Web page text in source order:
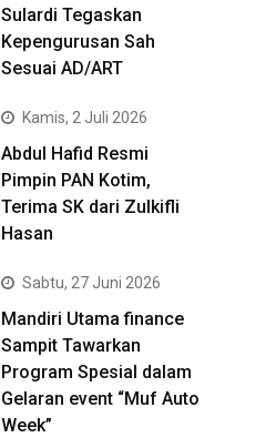
Sulardi Tegaskan
Kepengurusan Sah
Sesuai AD/ART
Kamis, 2 Juli 2026
Abdul Hafid Resmi
Pimpin PAN Kotim,
Terima SK dari Zulkifli
Hasan
Sabtu, 27 Juni 2026
Mandiri Utama finance
Sampit Tawarkan
Program Spesial dalam
Gelaran event “Muf Auto
Week”